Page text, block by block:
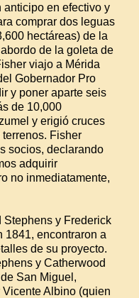
anticipo en efectivo y
comprar dos leguas
hectáreas) de la
de la goleta de
viajo a Mérida
Gobernador Pro
y poner aparte seis
de 10,000
y erigió cruces
Fisher
socios, declarando
adquirir
no inmediatamente,
y Frederick
1841, encontraron a
de su proyecto.
y Catherwood
San Miguel,
Albino (quien